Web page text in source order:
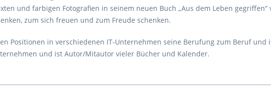
und farbigen Fotografien in seinem neuen Buch „Aus dem Leben gegriffen“
zum sich freuen und zum Freude schenken.
Positionen in verschiedenen IT-Unternehmen seine Berufung zum Beruf und
und ist Autor/Mitautor vieler Bücher und Kalender.